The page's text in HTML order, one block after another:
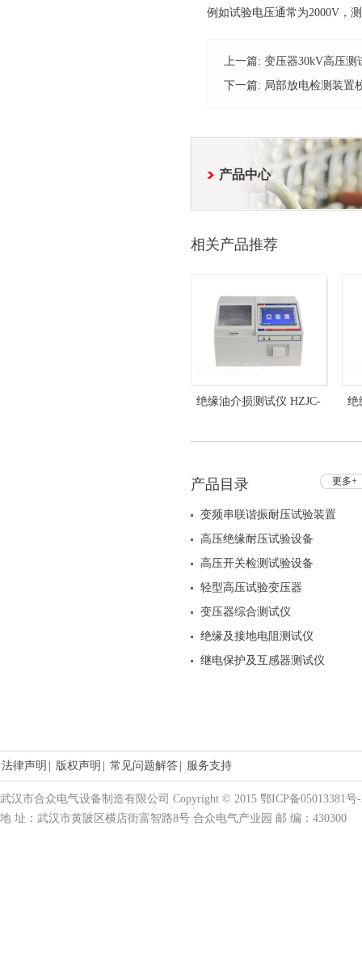
例如试验电压通常为2000V，
上一篇: 变压器30kV高压测
下一篇: 局部放电检测装置
产品中心
相关产品推荐
绝缘油介损测试仪 HZJC- 绝
更多+
产品目录
变频串联谐振耐压试验装置
高压绝缘耐压试验设备
高压开关检测试验设备
轻型高压试验变压器
变压器综合测试仪
绝缘及接地电阻测试仪
继电保护及互感器测试仪
法律声明 版权声明 常见问题解答 服务支持
武汉市合众电气设备制造有限公司 Copyright © 2015 鄂ICP备05013381号
地 址：武汉市黄陂区横店街富智路8号 合众电气产业园 邮 编：430300